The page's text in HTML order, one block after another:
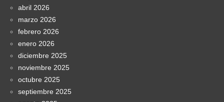
abril 2026
marzo 2026
febrero 2026
enero 2026
diciembre 2025
noviembre 2025
octubre 2025
septiembre 2025